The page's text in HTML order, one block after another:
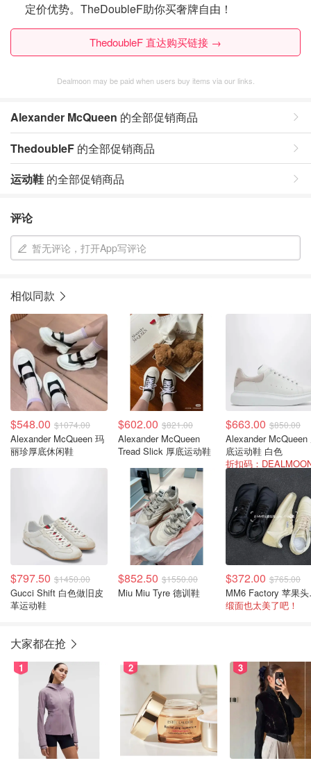
定价优势。TheDoubleF助你买奢牌自由！
ThedoubleF 直达购买链接 →
Dealmoon may be paid when users buy items via our links.
Alexander McQueen 的全部促销商品
ThedoubleF 的全部促销商品
运动鞋 的全部促销商品
评论
暂无评论，打开App写评论
相似同款
$548.00 $1074.00
Alexander McQueen 玛
丽珍厚底休闲鞋
$602.00 $821.00
Alexander McQueen
Tread Slick 厚底运动鞋
$663.00 $850.00
Alexander McQueen 厚
底运动鞋 白色
$797.50 $1450.00
Gucci Shift 白色做旧皮
革运动鞋
$852.50 $1550.00
Miu Miu Tyre 德训鞋
$372.00 $765.00
缎面也太美了吧！
大家都在抢
1 2 3